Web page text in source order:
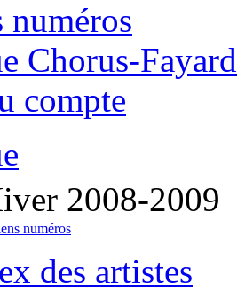
numéros
Chorus-Fayard
compte
2008-2009
numéros
des artistes